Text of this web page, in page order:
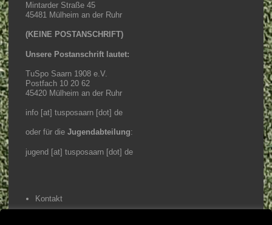
Mintarder Straße 45
45481 Mülheim an der Ruhr
(KEINE POSTANSCHRIFT)
Unsere Postanschrift lautet:
TuSpo Saarn 1908 e.V.
Postfach 10 20 62
45420 Mülheim an der Ruhr
info [at] tusposaarn [dot] de
oder für die Jugendabteilung:
jugend [at] tusposaarn [dot] de
Kontakt